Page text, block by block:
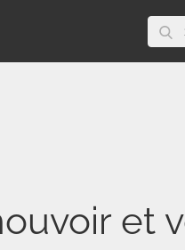
for:
et